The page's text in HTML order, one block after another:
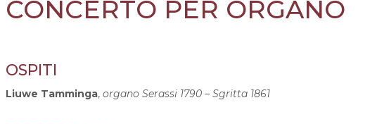
CONCERTO PER ORGANO
OSPITI
Liuwe Tamminga,organo Serassi 1790– Sgritta 1861